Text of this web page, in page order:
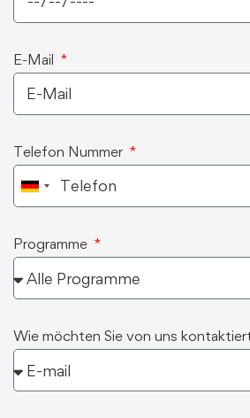
E-Mail
Telefon Nummer
Germany
Programme
Wie möchten Sie von uns